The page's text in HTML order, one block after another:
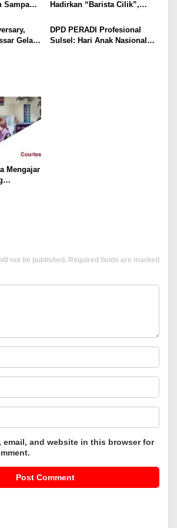
Sampah
Hadirkan “Barista Cilik”,
Untuk Anak-Anak
Gelar
DPD PERADI Profesional
Sulsel: Hari Anak Nasional
Mengajar
not be published. Required fields are marked
email, and website in this browser for